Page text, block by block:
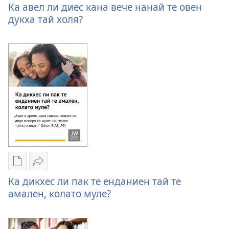
за
те
пес
електронна
издания
Ка
авел
ли
диес
кана
вече
нанай
те
овен
дукха
тай
Ка
авел
диес
кана
вече
нанай
те
овен
дукха
тай
холя?
Ка авел ли диес кана вече нанай те овен
дукха тай холя?
Опциес
за
те
пес
Бичшал
Ка
дикхес
пак
Ка дикхес ли пак те енданиен тай те
амален, колато муле?